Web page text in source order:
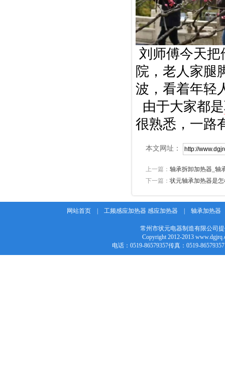
刘师傅今天
院，老人家腿
波，看着年轻
由于大家都是
很熟悉，一路
本文网址：
上一篇： 轴承拆卸加热器_轴
下一篇： 状元轴承加热器是
网站首页 工频感应加热器 感应加热器 轴承加热器
常州市状元电器制造有限公司
Copyright 2012-2013
电话：0519-86579357传真：0519-